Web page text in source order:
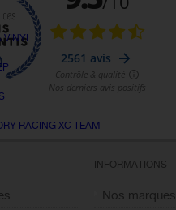
VINYL
RACING XC TEAM
INFORMATIONS
Nos marques